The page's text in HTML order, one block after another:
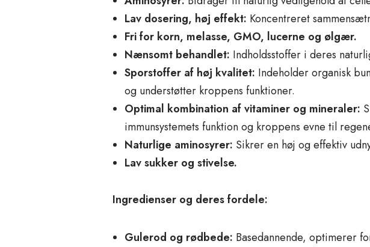
Lav dosering, høj effekt: Koncentreret
Fri for korn, melasse, GMO, lucerne og ølgær.
Nænsomt behandlet: Indholdsstoffer i deres
Sporstoffer af høj kvalitet: Indeholder organisk
og understøtter kroppens funktioner.
Optimal kombination af vitaminer og mineraler:
immunsystemets funktion og kroppens evne til
Naturlige aminosyrer: Sikrer en høj og effektiv
Lav sukker og stivelse.
Ingredienser og deres fordele:
Gulerod og rødbede: Basedannende, optimerer